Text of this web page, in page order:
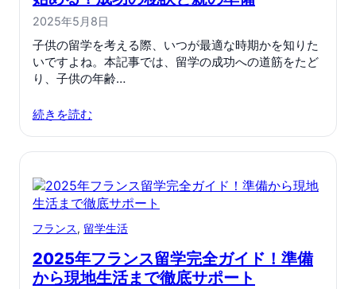
2025年5月8日
子供の留学を考える際、いつが最適な時期かを知りた
いですよね。本記事では、留学の成功への道筋をたど
り、子供の年齢…
続きを読む
フランス, 留学生活
2025年フランス留学完全ガイド！準備
から現地生活まで徹底サポート